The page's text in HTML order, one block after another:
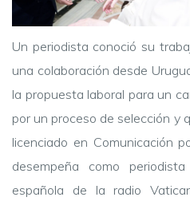
Un periodista conoció su
una colaboración desde
la propuesta laboral para un
por un proceso de selección y
licenciado en Comunicación
desempeña como
española de la radio